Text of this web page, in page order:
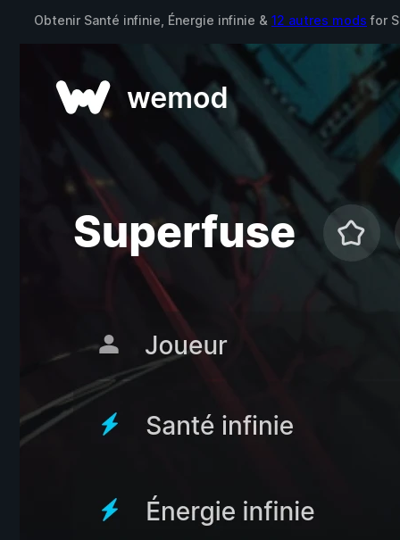
Obtenir Santé infinie, Énergie infinie & 12 autres mods for